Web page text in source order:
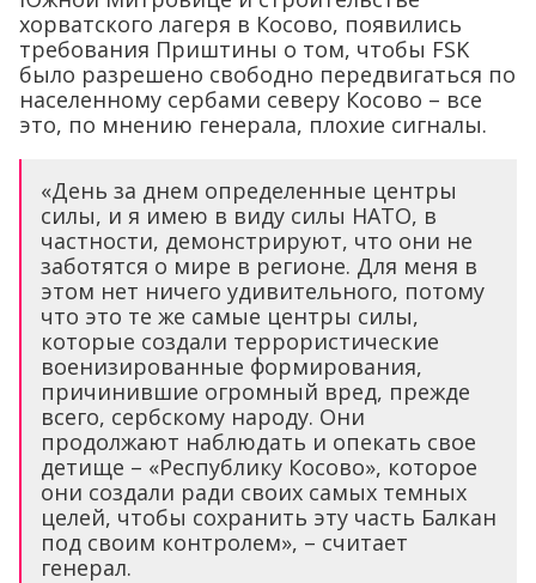
хорватского лагеря в Косово, появились
требования Приштины о том, чтобы FSK
было разрешено свободно передвигаться по
населенному сербами северу Косово – все
это, по мнению генерала, плохие сигналы.
«День за днем ​​определенные центры
силы, и я имею в виду силы НАТО, в
частности, демонстрируют, что они не
заботятся о мире в регионе. Для меня в
этом нет ничего удивительного, потому
что это те же самые центры силы,
которые создали террористические
военизированные формирования,
причинившие огромный вред, прежде
всего, сербскому народу. Они
продолжают наблюдать и опекать свое
детище – «Республику Косово», которое
они создали ради своих самых темных
целей, чтобы сохранить эту часть Балкан
под своим контролем», – считает
генерал.